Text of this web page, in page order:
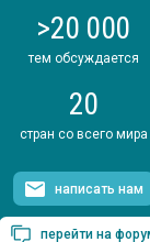
>20 000
тем обсуждается
20
стран со всего мира
написать нам
перейти на